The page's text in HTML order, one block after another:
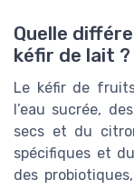
Quelle
kéfir de lait ?
Le kéfir de
l’eau sucrée,
secs et du
spécifiques et
des